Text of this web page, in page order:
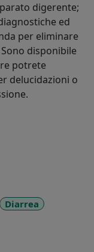
digerente;
ed
per eliminare
disponibile
potrete
delucidazioni o
Diarrea